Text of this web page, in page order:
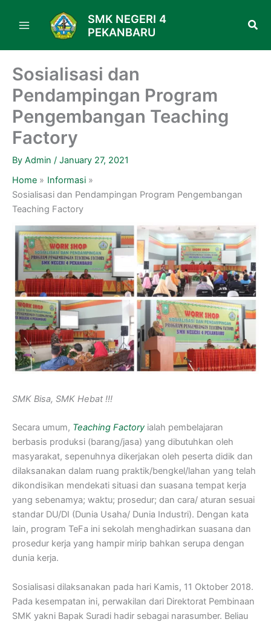
SMK NEGERI 4
PEKANBARU
Sosialisasi dan
Pendampingan Program
Pengembangan Teaching
Factory
By Admin / January 27, 2021
Home
Informasi
Sosialisasi dan Pendampingan Program Pengembangan
Teaching Factory
SMK Bisa, SMK Hebat !!!
Secara umum, Teaching Factory ialah pembelajaran
berbasis produksi (barang/jasa) yang dibutuhkan oleh
masyarakat, sepenuhnya dikerjakan oleh peserta didik dan
dilaksanakan dalam ruang praktik/bengkel/lahan yang telah
dikondisikan mendekati situasi dan suasana tempat kerja
yang sebenamya; waktu; prosedur; dan cara/ aturan sesuai
standar DU/DI (Dunia Usaha/ Dunia Industri). Dengan kata
lain, program TeFa ini sekolah menghadirkan suasana dan
prosedur kerja yang hampir mirip bahkan serupa dengan
dunia kerja.
Sosialisasi dilaksanakan pada hari Kamis, 11 Oktober 2018.
Pada kesempatan ini, perwakilan dari Direktorat Pembinaan
SMK yakni Bapak Suradi hadir sebagai narasumber. Beliau